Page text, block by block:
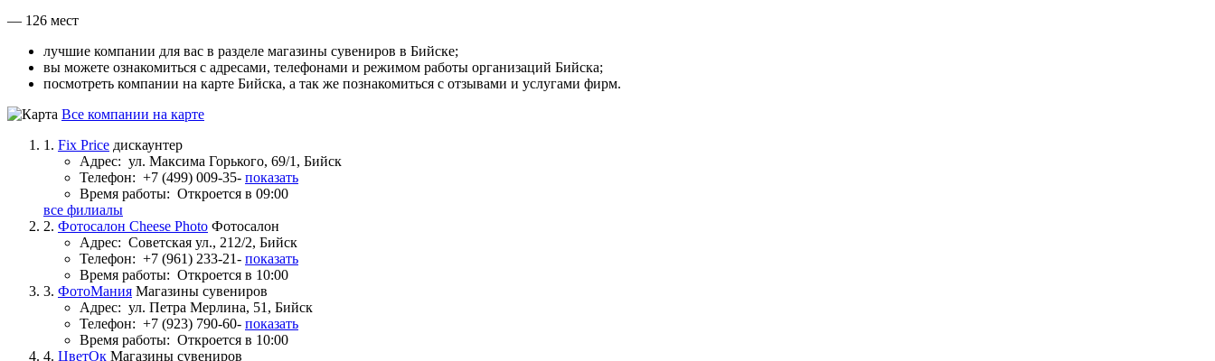
— 126 мест
лучшие компании для вас в разделе магазины сувениров в Бийске;
вы можете ознакомиться с адресами, телефонами и режимом работы организаций Бийска;
посмотреть компании на карте Бийска, а так же познакомиться с отзывами и услугами фирм.
Все компании на карте
1. Fix Price дискаунтер
Адрес: ул. Максима Горького, 69/1, Бийск
Телефон: +7 (499) 009-35- показать
Время работы: Откроется в 09:00
все филиалы
2. Фотосалон Cheese Photo Фотосалон
Адрес: Советская ул., 212/2, Бийск
Телефон: +7 (961) 233-21- показать
Время работы: Откроется в 10:00
3. ФотоМания Магазины сувениров
Адрес: ул. Петра Мерлина, 51, Бийск
Телефон: +7 (923) 790-60- показать
Время работы: Откроется в 10:00
4. ЦветОк Магазины сувениров